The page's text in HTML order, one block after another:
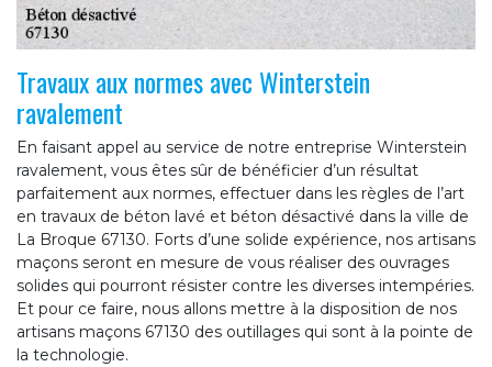
Travaux aux normes avec Winterstein
ravalement
En faisant appel au service de notre entreprise Winterstein
ravalement, vous êtes sûr de bénéficier d’un résultat
parfaitement aux normes, effectuer dans les règles de l’art
en travaux de béton lavé et béton désactivé dans la ville de
La Broque 67130. Forts d’une solide expérience, nos artisans
maçons seront en mesure de vous réaliser des ouvrages
solides qui pourront résister contre les diverses intempéries.
Et pour ce faire, nous allons mettre à la disposition de nos
artisans maçons 67130 des outillages qui sont à la pointe de
la technologie.